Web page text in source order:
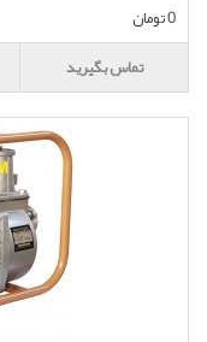
0 تومان
تماس بگیرید